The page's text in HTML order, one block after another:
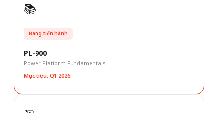
📚
Đang tiến hành
PL-900
Power Platform Fundamentals
Mục tiêu: Q1 2026